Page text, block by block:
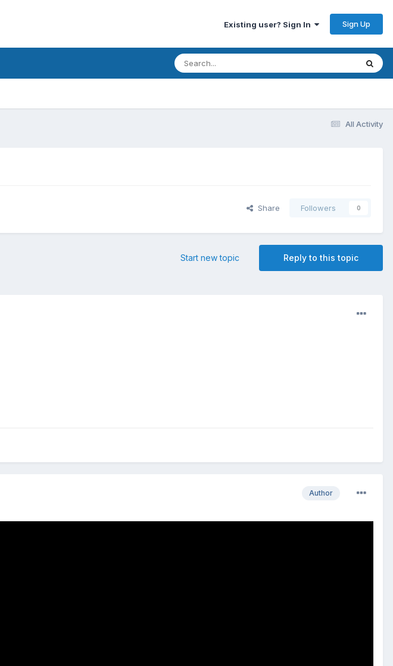
Existing user? Sign In Sign Up
All Activity
Share Followers 0
Reply to this topic
Start new topic
Author